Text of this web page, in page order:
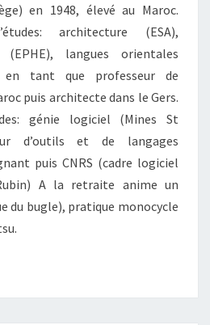
BERNARD
en 1948, élevé au Maroc.
architecture (ESA),
(EPHE), langues orientales
en tant que professeur de
puis architecte dans le Gers.
génie logiciel (Mines St
d’outils et de langages
puis CNRS (cadre logiciel
A la retraite anime un
du bugle), pratique monocycle